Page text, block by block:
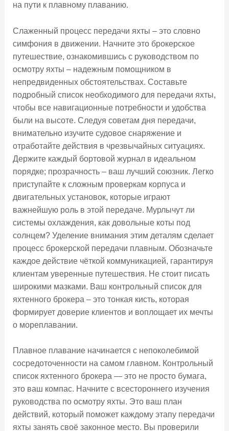
на пути к плавному плаванию.
Слаженный процесс передачи яхты – это словно
симфония в движении. Начните это брокерское
путешествие, ознакомившись с руководством по
осмотру яхты – надежным помощником в
непредвиденных обстоятельствах. Составьте
подробный список необходимого для передачи яхты,
чтобы все навигационные потребности и удобства
были на высоте. Следуя советам дня передачи,
внимательно изучите судовое снаряжение и
отработайте действия в чрезвычайных ситуациях.
Держите каждый бортовой журнал в идеальном
порядке; прозрачность – ваш лучший союзник. Легко
приступайте к сложным проверкам корпуса и
двигательных установок, которые играют
важнейшую роль в этой передаче. Мурлычут ли
системы охлаждения, как довольные коты под
солнцем? Уделение внимания этим деталям сделает
процесс брокерской передачи плавным. Обозначьте
каждое действие чёткой коммуникацией, гарантируя
клиентам уверенные путешествия. Не стоит писать
широкими мазками. Ваш контрольный список для
яхтенного брокера – это тонкая кисть, которая
формирует доверие клиентов и воплощает их мечты
о мореплавании.
Плавное плавание начинается с непоколебимой
сосредоточенности на самом главном. Контрольный
список яхтенного брокера — это не просто бумага,
это ваш компас. Начните с всестороннего изучения
руководства по осмотру яхты. Это ваш план
действий, который поможет каждому этапу передачи
яхты занять своё законное место. Вы проверили